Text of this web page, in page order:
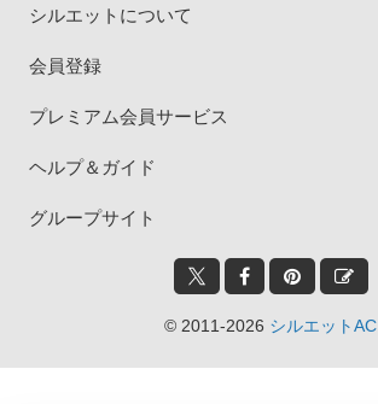
シルエットについて
会員登録
プレミアム会員サービス
ヘルプ＆ガイド
グループサイト
© 2011-2026 シルエットAC